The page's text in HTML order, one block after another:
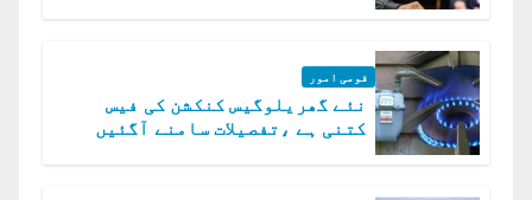
قومی امور
نئے گھریلوگیس کنکشن کی فیس
کتنی ہے ،تفصیلات سامنے آگئیں